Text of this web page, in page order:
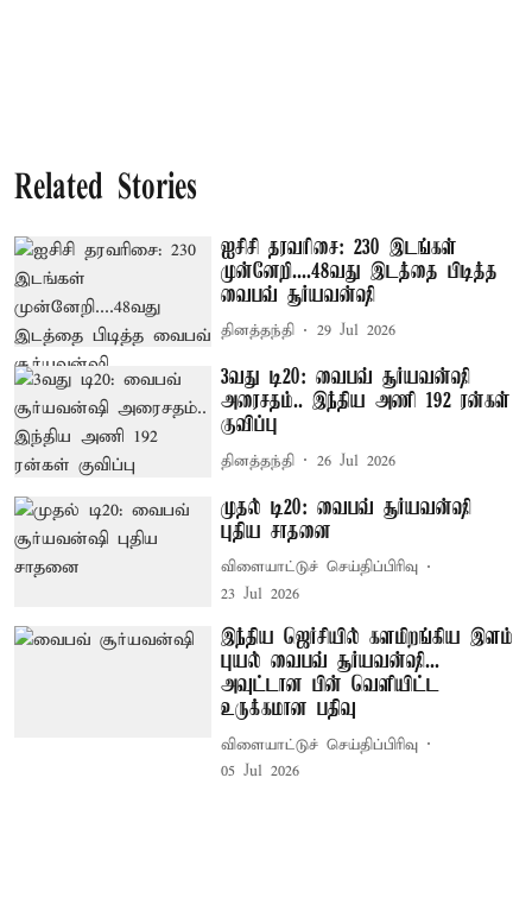
Related Stories
ஐசிசி தரவரிசை: 230 இடங்கள்
முன்னேறி....48வது இடத்தை பிடித்த
வைபவ் சூர்யவன்ஷி
தினத்தந்தி 29 Jul 2026
3வது டி20: வைபவ் சூர்யவன்ஷி
அரைசதம்.. இந்திய அணி 192 ரன்கள்
குவிப்பு
தினத்தந்தி 26 Jul 2026
முதல் டி20: வைபவ் சூர்யவன்ஷி
புதிய சாதனை
விளையாட்டுச் செய்திப்பிரிவு
23 Jul 2026
இந்திய ஜெர்சியில் களமிறங்கிய இளம்
புயல் வைபவ் சூர்யவன்ஷி...
அவுட்டான பின் வெளியிட்ட
உருக்கமான பதிவு
விளையாட்டுச் செய்திப்பிரிவு
05 Jul 2026